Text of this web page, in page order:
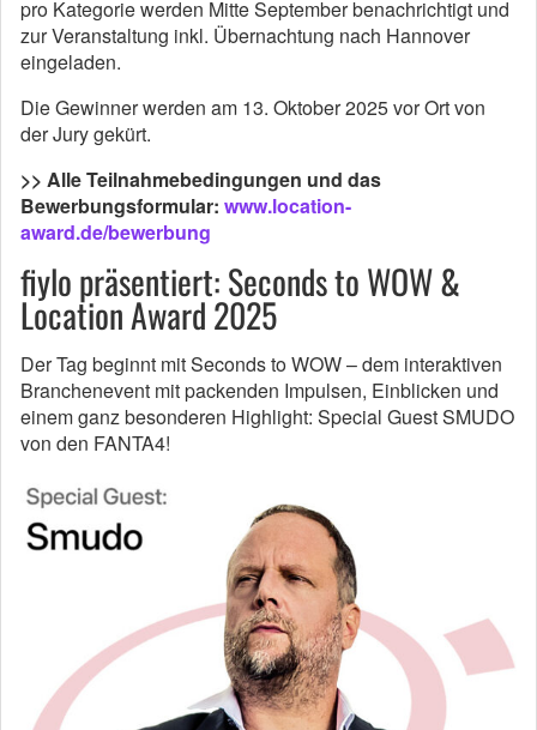
pro Kategorie werden Mitte September benachrichtigt und
zur Veranstaltung inkl. Übernachtung nach Hannover
eingeladen.
Die Gewinner werden am 13. Oktober 2025 vor Ort von
der Jury gekürt.
>> Alle Teilnahmebedingungen und das
Bewerbungsformular: www.location-
award.de/bewerbung
fiylo präsentiert: Seconds to WOW &
Location Award 2025
Der Tag beginnt mit Seconds to WOW – dem interaktiven
Branchenevent mit packenden Impulsen, Einblicken und
einem ganz besonderen Highlight: Special Guest SMUDO
von den FANTA4!